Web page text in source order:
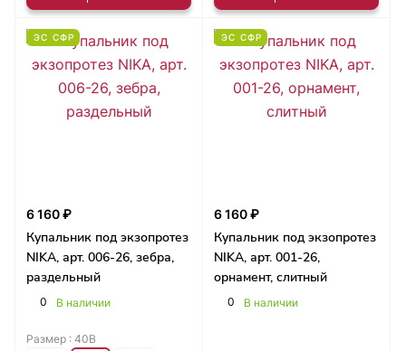
ЭС СФР
6 160 ₽
Купальник под экзопротез
NIKA, арт. 006-26, зебра,
раздельный
0 В наличии
Размер : 40B
ЭС СФР
6 160 ₽
Купальник под экзопротез
NIKA, арт. 001-26,
орнамент, слитный
0 В наличии